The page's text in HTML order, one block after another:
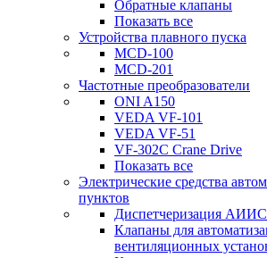
Обратные клапаны
Показать все
Устройства плавного пуска
MCD-100
MCD-201
Частотные преобразователи
ONI A150
VEDA VF-101
VEDA VF-51
VF-302C Crane Drive
Показать все
Электрические средства
пунктов
Диспетчеризация
Клапаны для
вентиляционных